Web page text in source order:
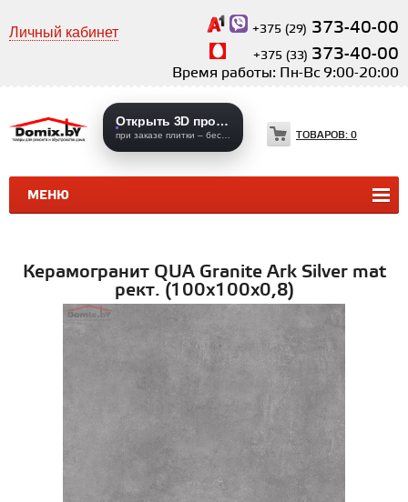
Личный кабинет +375 (29) 373-40-00
+375 (33) 373-40-00
Время работы: Пн-Вс 9:00-20:00
МЕНЮ
Открыть 3D проекты
ТОВАРОВ: 0
КЕРАМИЧЕСКАЯ ПЛИТКА
Керамогранит QUA Granite Ark Silver mat
рект. (100х100х0,8)